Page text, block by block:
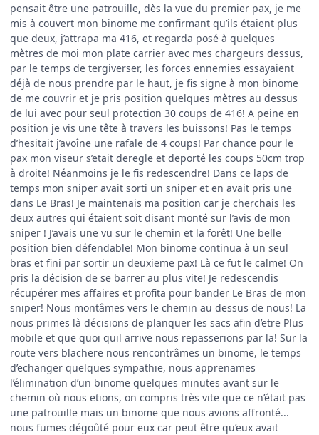
pensait être une patrouille, dès la vue du premier pax, je me
mis à couvert mon binome me confirmant qu’ils étaient plus
que deux, j’attrapa ma 416, et regarda posé à quelques
mètres de moi mon plate carrier avec mes chargeurs dessus,
par le temps de tergiverser, les forces ennemies essayaient
déjà de nous prendre par le haut, je fis signe à mon binome
de me couvrir et je pris position quelques mètres au dessus
de lui avec pour seul protection 30 coups de 416! A peine en
position je vis une tête à travers les buissons! Pas le temps
d’hesitait j’avoîne une rafale de 4 coups! Par chance pour le
pax mon viseur s’etait deregle et deporté les coups 50cm trop
à droite! Néanmoins je le fis redescendre! Dans ce laps de
temps mon sniper avait sorti un sniper et en avait pris une
dans Le Bras! Je maintenais ma position car je cherchais les
deux autres qui étaient soit disant monté sur l’avis de mon
sniper ! J’avais une vu sur le chemin et la forêt! Une belle
position bien défendable! Mon binome continua à un seul
bras et fini par sortir un deuxieme pax! Là ce fut le calme! On
pris la décision de se barrer au plus vite! Je redescendis
récupérer mes affaires et profita pour bander Le Bras de mon
sniper! Nous montâmes vers le chemin au dessus de nous! La
nous primes là décisions de planquer les sacs afin d’etre Plus
mobile et que quoi quil arrive nous repasserions par la! Sur la
route vers blachere nous rencontrâmes un binome, le temps
d’echanger quelques sympathie, nous apprenames
l’élimination d’un binome quelques minutes avant sur le
chemin où nous etions, on compris très vite que ce n’était pas
une patrouille mais un binome que nous avions affronté...
nous fumes dégoûté pour eux car peut être qu’eux avait